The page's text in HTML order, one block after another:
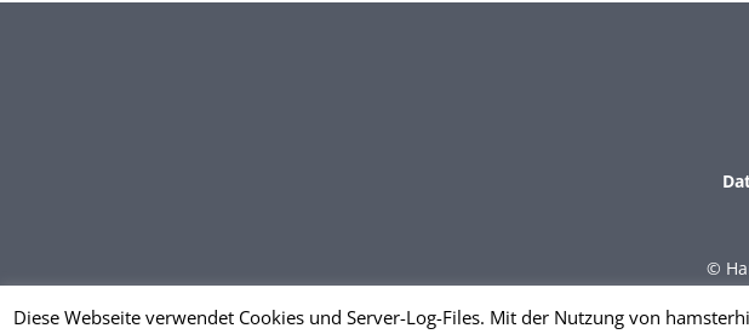
©
Diese Webseite verwendet Cookies und Server-Log-Files. Mit der Nutzung von